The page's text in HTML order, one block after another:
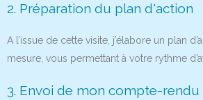
2. Préparation du plan d'action
A l’issue de cette visite, j’élabore un plan
mesure, vous permettant à votre rythme
3. Envoi de mon compte-